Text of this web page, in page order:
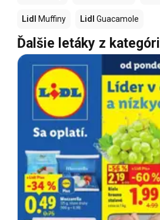
Lidl Muffiny Lidl Guacamole
Ďalšie letáky z